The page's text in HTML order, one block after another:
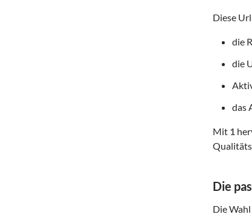
Diese
die
die
das
Mit 1
Die
Die